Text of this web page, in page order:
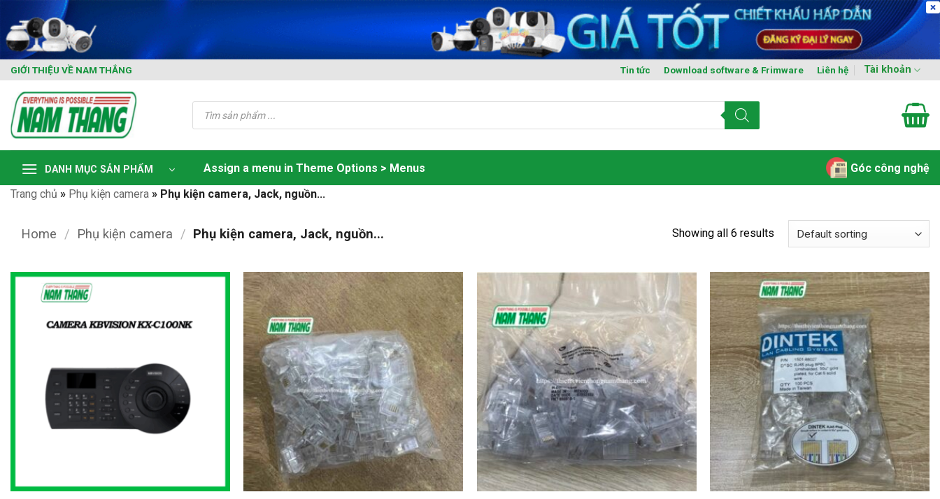
content
GIỚI THIỆU VỀ NAM THẮNG Tin tức Download software & Frimware Liên hệ Tài khoản
Tìm
kiếm
phẩm
DANH MỤC SẢN PHẨM Assign a menu in Theme Options > Menus
Góc công nghệ
Trang chủ » Phụ kiện camera » Phụ kiện camera, Jack, nguồn...
Home / Phụ kiện camera / Phụ kiện camera, Jack, nguồn... Showing all 6 results
+ +